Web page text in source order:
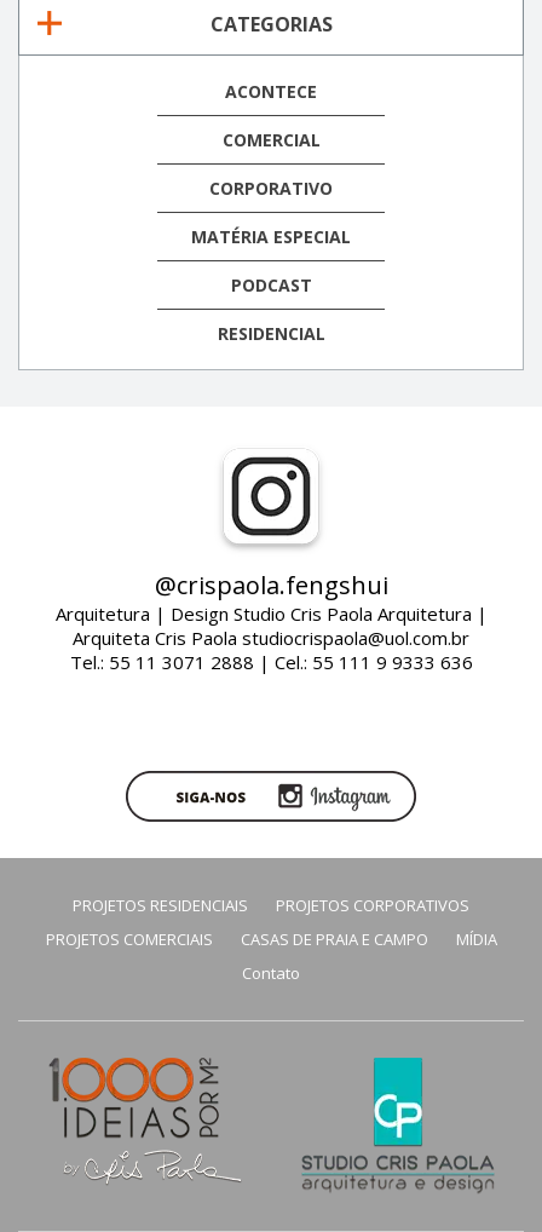
CATEGORIAS
ACONTECE
COMERCIAL
CORPORATIVO
MATÉRIA ESPECIAL
PODCAST
RESIDENCIAL
@crispaola.fengshui
Arquitetura | Design Studio Cris Paola Arquitetura |
Arquiteta Cris Paola studiocrispaola@uol.com.br
Tel.: 55 11 3071 2888 | Cel.: 55 111 9 9333 636
PROJETOS RESIDENCIAIS
PROJETOS CORPORATIVOS
PROJETOS COMERCIAIS
CASAS DE PRAIA E CAMPO
MÍDIA
Contato